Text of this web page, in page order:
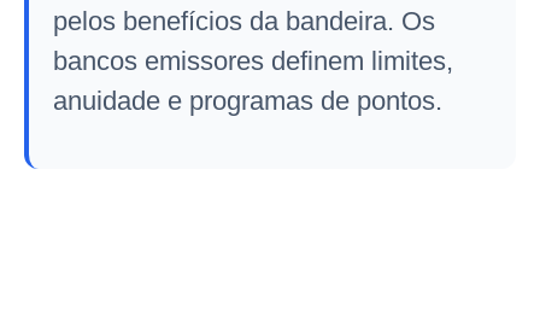
pelos benefícios da bandeira. Os
bancos emissores definem limites,
anuidade e programas de pontos.